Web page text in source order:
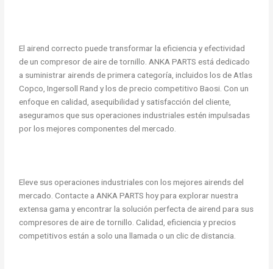
El airend correcto puede transformar la eficiencia y efectividad
de un compresor de aire de tornillo. ANKA PARTS está dedicado
a suministrar airends de primera categoría, incluidos los de Atlas
Copco, Ingersoll Rand y los de precio competitivo Baosi. Con un
enfoque en calidad, asequibilidad y satisfacción del cliente,
aseguramos que sus operaciones industriales estén impulsadas
por los mejores componentes del mercado.
Eleve sus operaciones industriales con los mejores airends del
mercado. Contacte a ANKA PARTS hoy para explorar nuestra
extensa gama y encontrar la solución perfecta de airend para sus
compresores de aire de tornillo. Calidad, eficiencia y precios
competitivos están a solo una llamada o un clic de distancia.